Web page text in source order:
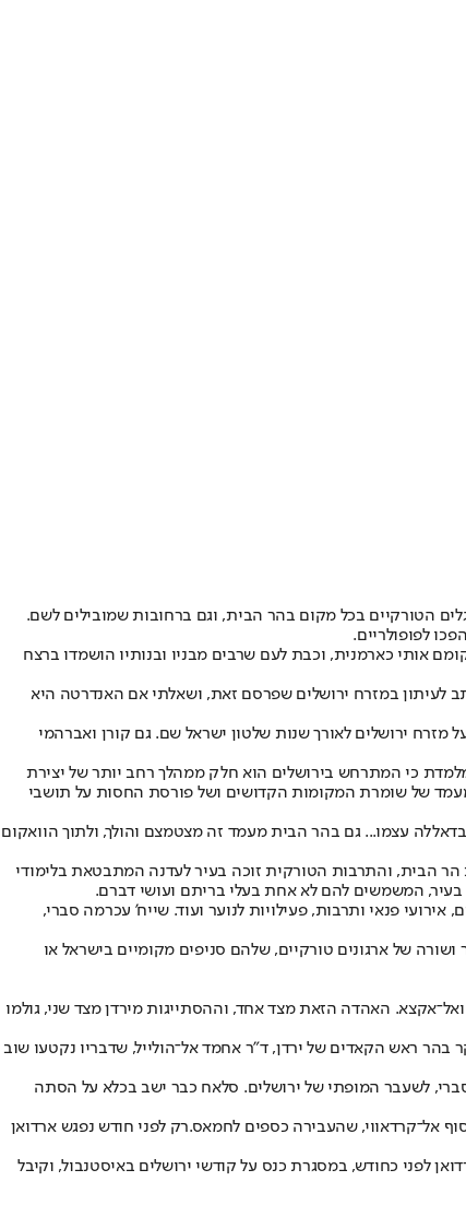
הטורקיים בכל מקום בהר הבית, וגם ברחובות שמובילים לשם.
לפופולריים.
אותי כארמנית, וכבת לעם שרבים מבניו ובנותיו הושמדו ברצח
במזרח ירושלים שפרסם זאת, ושאלתי אם האנדרטה היא
מזרח ירושלים לאורך שנות שלטון ישראל שם. גם קורן ואברהמי
כי המתרחש בירושלים הוא חלק ממהלך רחב יותר של יצירת
של שומרת המקומות הקדושים ושל פורסת החסות על תושבי
144 הדונמים של הר הבית בלבד, כהצהרתו של המלך עבדאללה עצמו... גם בהר הבית מעמד זה מצטמצם והולך, ולתוך הוואקום
הר הבית, והתרבות הטורקית זוכה בעיר לעדנה המתבטאת בלימודי
המשמשים להם לא אחת בעלי בריתם ועושי דברם.
פנאי ותרבות, פעילויות לנוער ועוד. שייח' עכרמה סברי,
של ארגונים טורקיים, שלהם סניפים מקומיים בישראל או
האהדה הזאת מצד אחד, וההסתייגות מירדן מצד שני, גולמו
ראש הקאדים של ירדן, ד"ר אחמד אל־הולייל, שדבריו נקטעו שוב
לשעבר המופתי של ירושלים. סלאח כבר ישב בכלא על הסתה
אל־קרדאווי, שהעבירה כספים לחמאס.רק לפני חודש נפגש ארדואן
לפני כחודש, במסגרת כנס על קודשי ירושלים באיסטנבול, וקיבל